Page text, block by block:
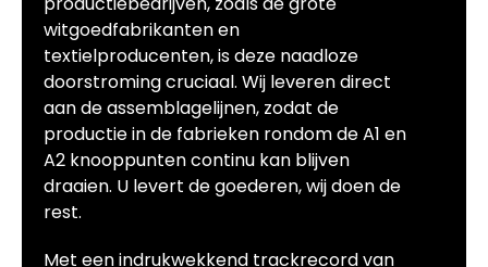
witgoedfabrikanten en
textielproducenten, is deze naadloze
doorstroming cruciaal. Wij leveren direct
aan de assemblagelijnen, zodat de
productie in de fabrieken rondom de A1 en
A2 knooppunten continu kan blijven
draaien. U levert de goederen, wij doen de
rest.
Met een indrukwekkend trackrecord van